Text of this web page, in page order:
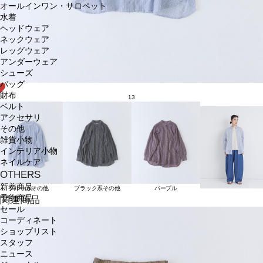
オールインワン・サロペット
水着
ヘッドウェア
ネックウェア
レッグウェア
アンダーウェア
シューズ
バッグ
財布
ベルト
アクセサリ
その他
雑貨小物
インテリア小物
ネイルケア
OTHERS
新着商品
予約商品
セール
コーディネート
ショップリスト
スタッフ
ニュース
13
ブルー系その他 ブラック系その他 パープル
関連商品